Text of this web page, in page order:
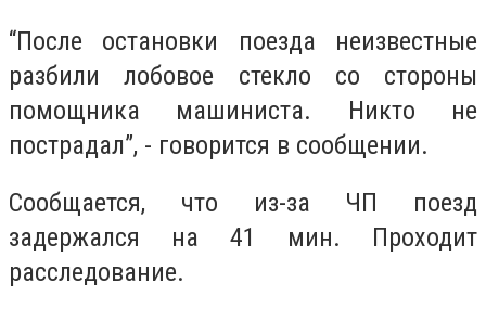
“После остановки поезда неизвестные
разбили лобовое стекло со стороны
помощника машиниста. Никто не
пострадал”, - говорится в сообщении.
Сообщается, что из-за ЧП поезд
задержался на 41 мин. Проходит
расследование.